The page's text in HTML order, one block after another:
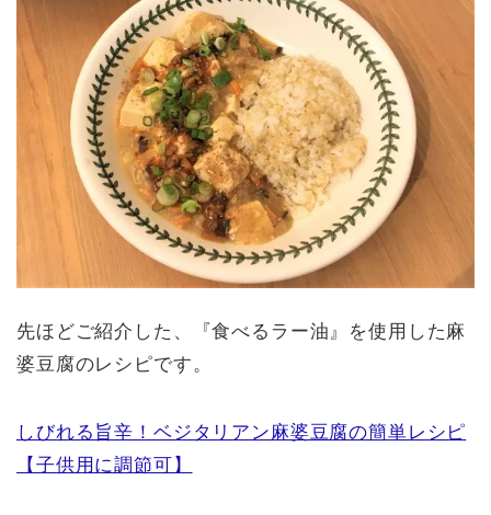
先ほどご紹介した、『食べるラー油』を使用した麻
婆豆腐のレシピです。
しびれる旨辛！ベジタリアン麻婆豆腐の簡単レシピ
【子供用に調節可】